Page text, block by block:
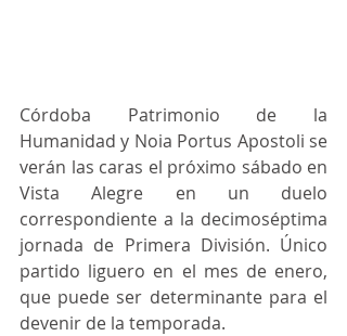
Córdoba Patrimonio de la
Humanidad y Noia Portus Apostoli se
verán las caras el próximo sábado en
Vista Alegre en un duelo
correspondiente a la decimoséptima
jornada de Primera División. Único
partido liguero en el mes de enero,
que puede ser determinante para el
devenir de la temporada.